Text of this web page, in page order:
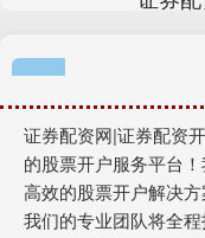
证券配资网|证券配资
的股票开户服务平台
高效的股票开户解决
我们的专业团队将全